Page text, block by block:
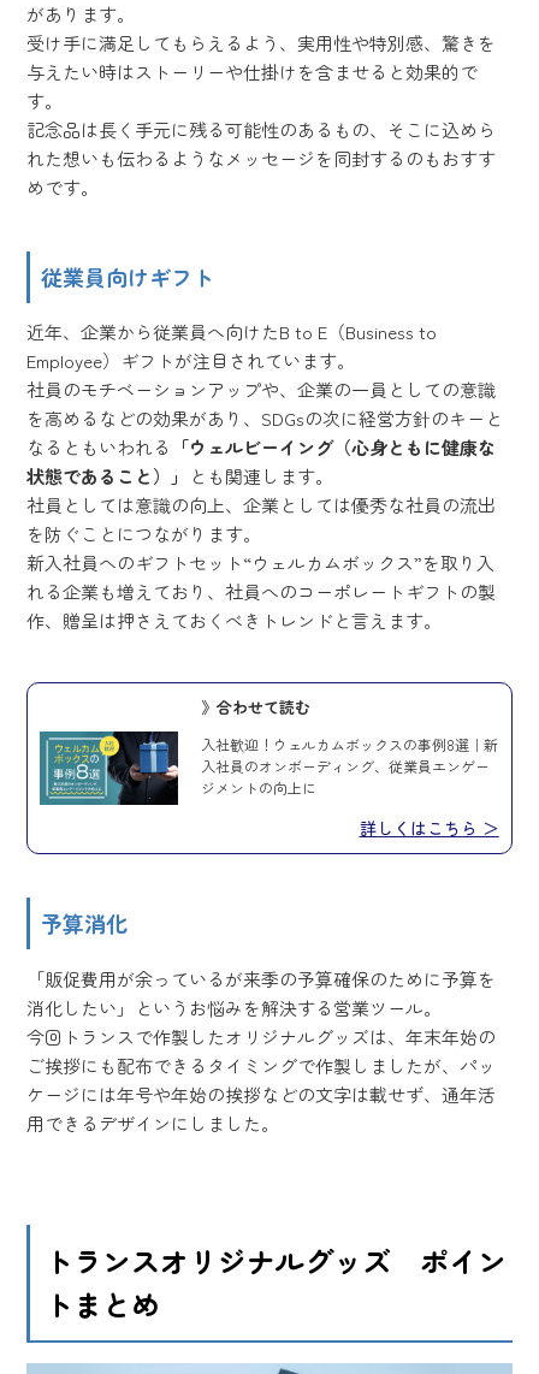
があります。
受け手に満足してもらえるよう、実用性や特別感、驚きを
与えたい時はストーリーや仕掛けを含ませると効果的で
す。
記念品は長く手元に残る可能性のあるもの、そこに込めら
れた想いも伝わるようなメッセージを同封するのもおすす
めです。
従業員向けギフト
近年、企業から従業員へ向けたB to E（Business to
Employee）ギフトが注目されています。
社員のモチベーションアップや、企業の一員としての意識
を高めるなどの効果があり、SDGsの次に経営方針のキーと
なるともいわれる
「ウェルビーイング（心身ともに健康な
状態であること）」
とも関連します。
社員としては意識の向上、企業としては優秀な社員の流出
を防ぐことにつながります。
新入社員へのギフトセット“ウェルカムボックス”を取り入
れる企業も増えており、社員へのコーポレートギフトの製
作、贈呈は押さえておくべきトレンドと言えます。
》合わせて読む
入社歓迎！ウェルカムボックスの事例8選｜新
入社員のオンボーディング、従業員エンゲー
ジメントの向上に
詳しくはこちら ＞
予算消化
「販促費用が余っているが来季の予算確保のために予算を
消化したい」というお悩みを解決する営業ツール。
今回トランスで作製したオリジナルグッズは、年末年始の
ご挨拶にも配布できるタイミングで作製しましたが、パッ
ケージには年号や年始の挨拶などの文字は載せず、通年活
用できるデザインにしました。
トランスオリジナルグッズ ポイン
トまとめ